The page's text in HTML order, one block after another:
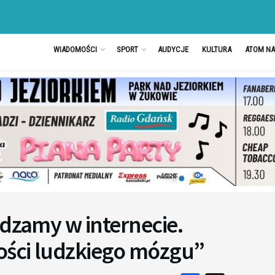
WIADOMOŚCI SPORT AUDYCJE KULTURA ATOM
w internecie.
ludzkiego mózgu”